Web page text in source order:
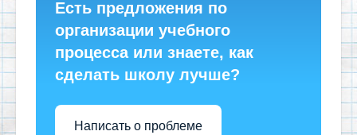
Есть предложения по
организации учебного
процесса или знаете, как
сделать школу лучше?
Написать о проблеме